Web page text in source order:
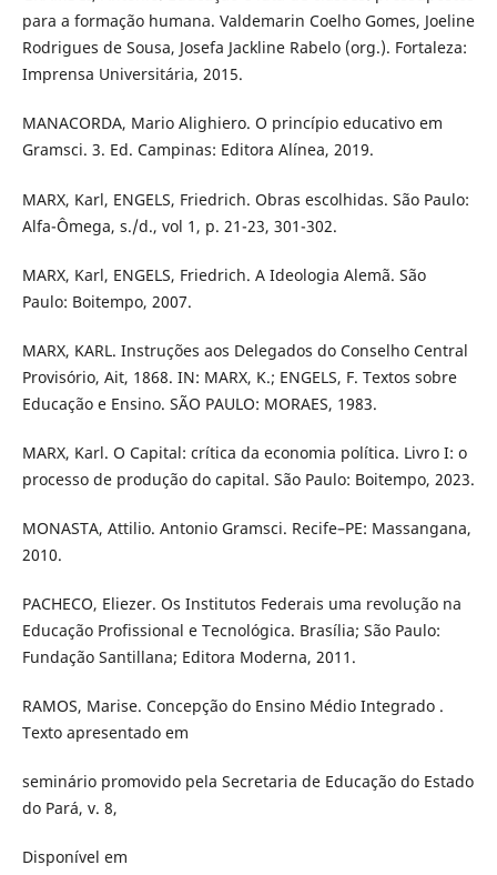
para a formação humana. Valdemarin Coelho Gomes, Joeline
Rodrigues de Sousa, Josefa Jackline Rabelo (org.). Fortaleza:
Imprensa Universitária, 2015.
MANACORDA, Mario Alighiero. O princípio educativo em
Gramsci. 3. Ed. Campinas: Editora Alínea, 2019.
MARX, Karl, ENGELS, Friedrich. Obras escolhidas. São Paulo:
Alfa-Ômega, s./d., vol 1, p. 21-23, 301-302.
MARX, Karl, ENGELS, Friedrich. A Ideologia Alemã. São
Paulo: Boitempo, 2007.
MARX, KARL. Instruções aos Delegados do Conselho Central
Provisório, Ait, 1868. IN: MARX, K.; ENGELS, F. Textos sobre
Educação e Ensino. SÃO PAULO: MORAES, 1983.
MARX, Karl. O Capital: crítica da economia política. Livro I: o
processo de produção do capital. São Paulo: Boitempo, 2023.
MONASTA, Attilio. Antonio Gramsci. Recife–PE: Massangana,
2010.
PACHECO, Eliezer. Os Institutos Federais uma revolução na
Educação Profissional e Tecnológica. Brasília; São Paulo:
Fundação Santillana; Editora Moderna, 2011.
RAMOS, Marise. Concepção do Ensino Médio Integrado .
Texto apresentado em
seminário promovido pela Secretaria de Educação do Estado
do Pará, v. 8,
Disponível em